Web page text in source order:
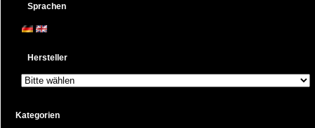
Sprachen
Hersteller
Kategorien